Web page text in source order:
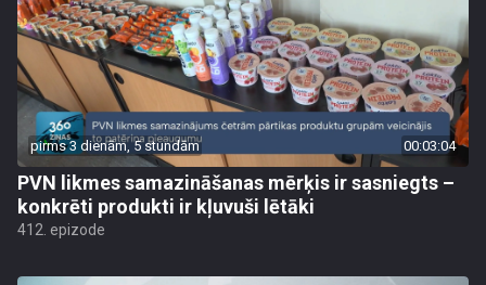
pirms 3 dienām, 5 stundām 00:03:04
PVN likmes samazināšanas mērķis ir sasniegts –
konkrēti produkti ir kļuvuši lētāki
412. epizode